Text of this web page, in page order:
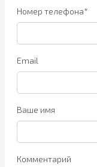
Номер телефона*
Email
Ваше имя
Комментарий